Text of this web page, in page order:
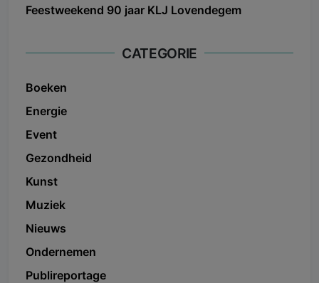
Feestweekend 90 jaar KLJ Lovendegem
CATEGORIE
Boeken
Energie
Event
Gezondheid
Kunst
Muziek
Nieuws
Ondernemen
Publireportage